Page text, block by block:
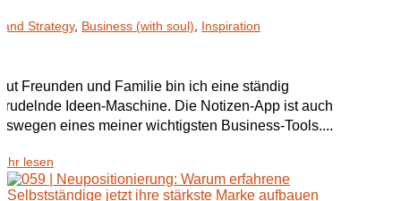
Strategy, Business (with soul) Inspiration
Freunden und Familie bin ich eine ständig
Ideen-Maschine. Die Notizen-App ist auch
eines meiner wichtigsten Business-Tools....
lesen